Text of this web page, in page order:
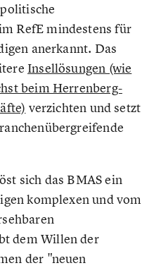
RefE mindestens für
anerkannt. Das
Insellösungen (wie
beim Herrenberg-
verzichten und setzt
sich das BMAS ein
komplexen und vom
dem Willen der
der "neuen